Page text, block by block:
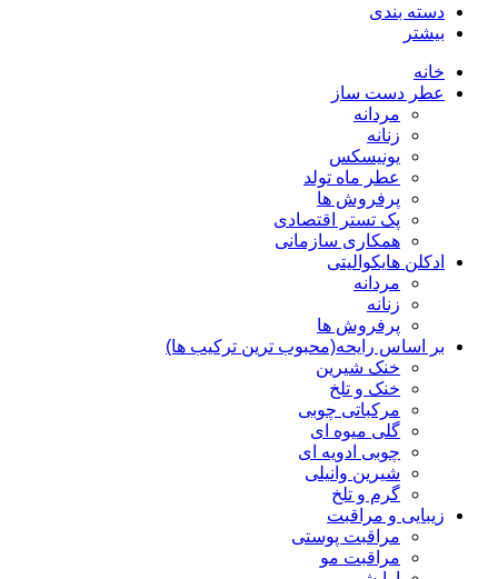
دسته بندی
بیشتر
خانه
عطر دست ساز
مردانه
زنانه
یونیسکس
عطر ماه تولد
پرفروش ها
پک تستر اقتصادی
همکاری سازمانی
ادکلن هایکوالیتی
مردانه
زنانه
پرفروش ها
بر اساس رایحه(محبوب ترین ترکیب ها)
خنک شیرین
خنک و تلخ
مرکباتی چوبی
گلی میوه ای
چوبی ادویه ای
شیرین وانیلی
گرم و تلخ
زیبایی و مراقبت
مراقبت پوستی
مراقبت مو